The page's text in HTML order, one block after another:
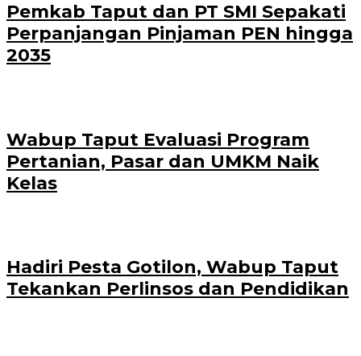
Pemkab Taput dan PT SMI Sepakati
Perpanjangan Pinjaman PEN hingga
2035
Wabup Taput Evaluasi Program
Pertanian, Pasar dan UMKM Naik
Kelas
Hadiri Pesta Gotilon, Wabup Taput
Tekankan Perlinsos dan Pendidikan